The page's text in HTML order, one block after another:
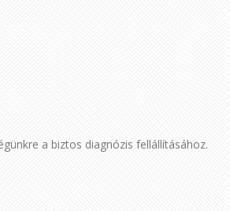
a biztos diagnózis fellállításához.